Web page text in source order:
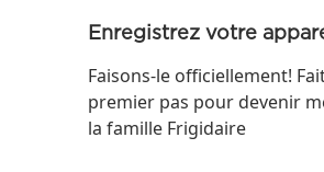
Enregistrez votre
Faisons-le officiellement!
premier pas pour devenir
la famille Frigidaire